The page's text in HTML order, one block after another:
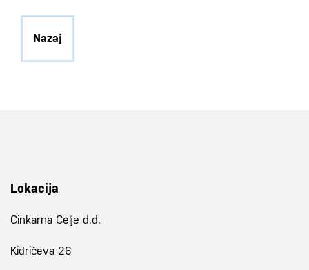
Nazaj
Lokacija
Cinkarna Celje d.d.
Kidričeva 26